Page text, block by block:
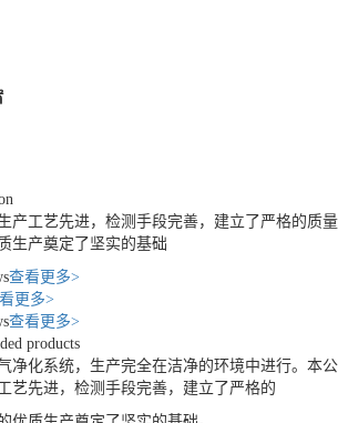
产工艺先进，检测手段完善，建立了严格的质量
生产奠定了坚实的基础
查看更多>
更多>
查看更多>
products
净化系统，生产完全在洁净的环境中进行。本公
艺先进，检测手段完善，建立了严格的